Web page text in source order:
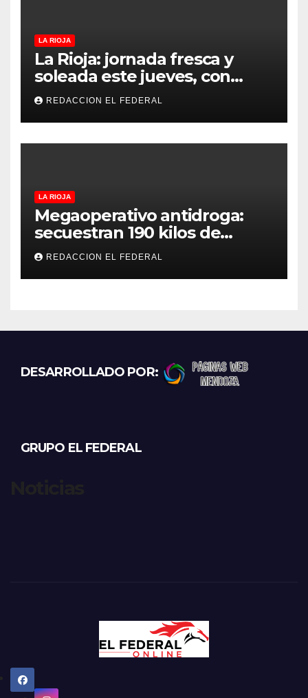
LA RIOJA
La Rioja: jornada fresca y
soleada este jueves, con
temperaturas estables para
el viernes
REDACCION EL FEDERAL
LA RIOJA
Megaoperativo antidroga:
secuestran 190 kilos de
marihuana que tenían como
destino La Rioja y Catamarca
REDACCION EL FEDERAL
DESARROLLADO POR:
GRUPO EL FEDERAL